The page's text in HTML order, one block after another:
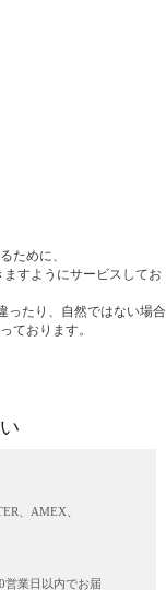
ために、
すようにサービスしてお
ったり、自然ではない場合
ております。
、AMEX、
営業日以内でお届